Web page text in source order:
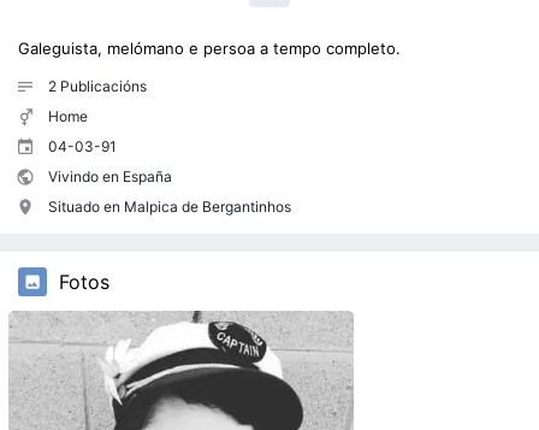
Galeguista, melómano e persoa a tempo completo.
2 Publicacións
Home
04-03-91
Vivindo en España
Situado en Malpica de Bergantinhos
Fotos